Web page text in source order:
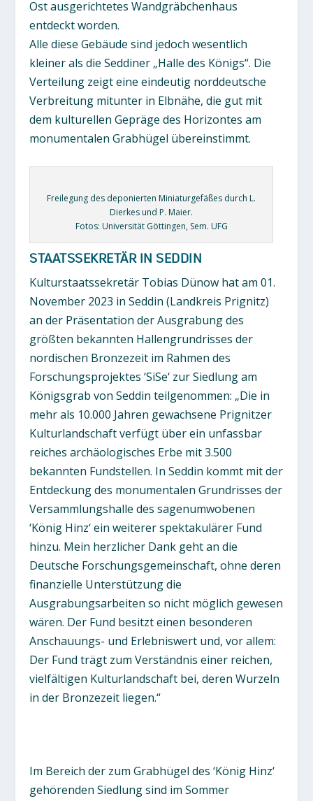
Ost ausgerichtetes Wandgräbchenhaus
entdeckt worden.
Alle diese Gebäude sind jedoch wesentlich
kleiner als die Seddiner „Halle des Königs“. Die
Verteilung zeigt eine eindeutig norddeutsche
Verbreitung mitunter in Elbnähe, die gut mit
dem kulturellen Gepräge des Horizontes am
monumentalen Grabhügel übereinstimmt.
Freilegung des deponierten Miniaturgefäßes durch L.
Dierkes und P. Maier.
Fotos: Universität Göttingen, Sem. UFG
STAATSSEKRETÄR IN SEDDIN
Kulturstaatssekretär Tobias Dünow hat am 01.
November 2023 in Seddin (Landkreis Prignitz)
an der Präsentation der Ausgrabung des
größten bekannten Hallengrundrisses der
nordischen Bronzezeit im Rahmen des
Forschungsprojektes ‘SiSe‘ zur Siedlung am
Königsgrab von Seddin teilgenommen: „Die in
mehr als 10.000 Jahren gewachsene Prignitzer
Kulturlandschaft verfügt über ein unfassbar
reiches archäologisches Erbe mit 3.500
bekannten Fundstellen. In Seddin kommt mit der
Entdeckung des monumentalen Grundrisses der
Versammlungshalle des sagenumwobenen
‘König Hinz‘ ein weiterer spektakulärer Fund
hinzu. Mein herzlicher Dank geht an die
Deutsche Forschungsgemeinschaft, ohne deren
finanzielle Unterstützung die
Ausgrabungsarbeiten so nicht möglich gewesen
wären. Der Fund besitzt einen besonderen
Anschauungs- und Erlebniswert und, vor allem:
Der Fund trägt zum Verständnis einer reichen,
vielfältigen Kulturlandschaft bei, deren Wurzeln
in der Bronzezeit liegen.“
Im Bereich der zum Grabhügel des ‘König Hinz‘
gehörenden Siedlung sind im Sommer